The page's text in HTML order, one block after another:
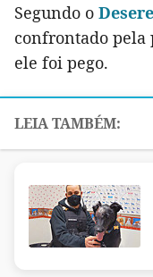
Segundo o
confrontado pela
ele foi pego.